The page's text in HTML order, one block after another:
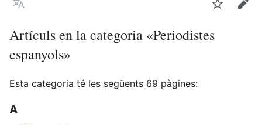
Llegir en un atre idioma Vigilar
Artículs en la categoria «Periodistes
espanyols»
Esta categoria té les següents 69 pàgines:
A